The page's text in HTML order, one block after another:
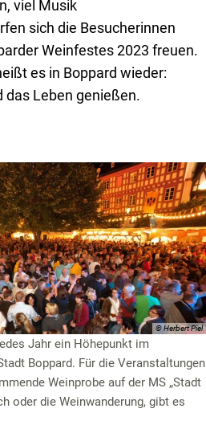
auf Youtube
Straßenausbaubeiträge
Ummeldung/
Richtlinien
Schutzhütten
Vereine und
Anlegezeiten
viel Musik
sich die Besucherinnen
Weinfestes 2023 freuen.
es in Boppard wieder:
das Leben genießen.
© Herbert Piel
Jahr ein Höhepunkt im
Boppard. Für die Veranstaltungen
Weinprobe auf der MS „Stadt
oder die Weinwanderung, gibt es